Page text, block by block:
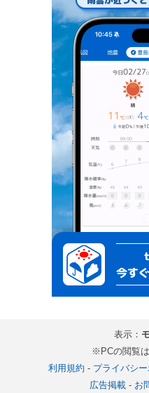
表示：
※PCの閲覧
利用規約 - プライバシ
広告掲載- お